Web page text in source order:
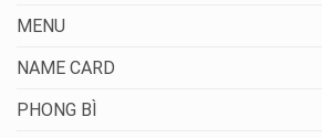
MENU
NAME CARD
PHONG BÌ